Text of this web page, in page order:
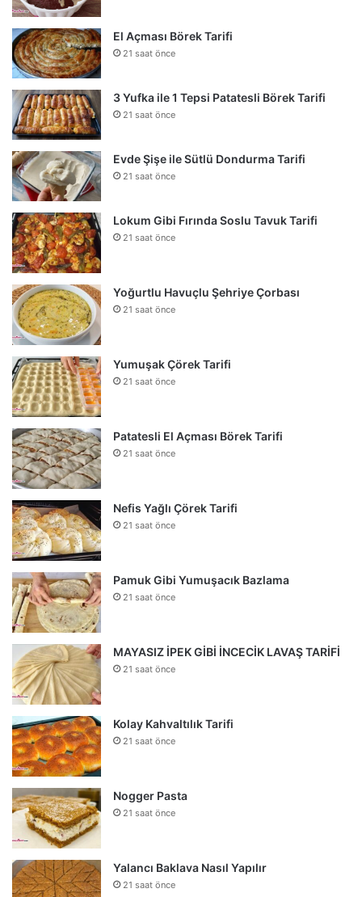
El Açması Börek Tarifi
21 saat önce
3 Yufka ile 1 Tepsi Patatesli Börek Tarifi
21 saat önce
Evde Şişe ile Sütlü Dondurma Tarifi
21 saat önce
Lokum Gibi Fırında Soslu Tavuk Tarifi
21 saat önce
Yoğurtlu Havuçlu Şehriye Çorbası
21 saat önce
Yumuşak Çörek Tarifi
21 saat önce
Patatesli El Açması Börek Tarifi
21 saat önce
Nefis Yağlı Çörek Tarifi
21 saat önce
Pamuk Gibi Yumuşacık Bazlama
21 saat önce
MAYASIZ İPEK GİBİ İNCECİK LAVAŞ TARİFİ
21 saat önce
Kolay Kahvaltılık Tarifi
21 saat önce
Nogger Pasta
21 saat önce
Yalancı Baklava Nasıl Yapılır
21 saat önce